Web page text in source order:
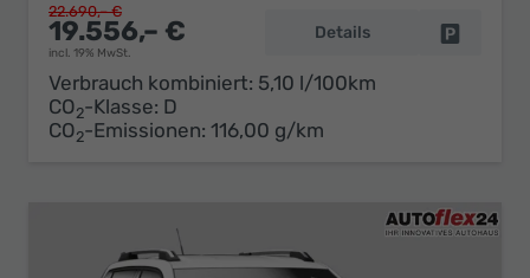
19.556,– €
incl. 19% MwSt.
22.690,– €
Details
Verbrauch kombiniert: 5,10 l/100km
CO2-Klasse: D
CO2-Emissionen: 116,00 g/km